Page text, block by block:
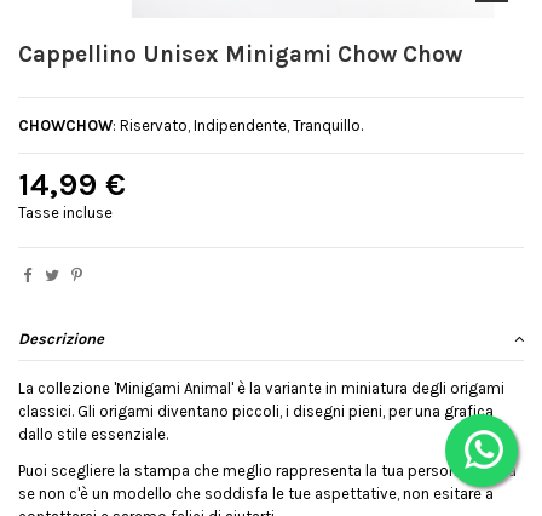
Cappellino Unisex Minigami Chow Chow
CHOWCHOW: Riservato, Indipendente, Tranquillo.
14,99 €
Tasse incluse
Descrizione
La collezione 'Minigami Animal' è la variante in miniatura degli origami
classici. Gli origami diventano piccoli, i disegni pieni, per una grafica
dallo stile essenziale.
Puoi scegliere la stampa che meglio rappresenta la tua personalità, ma
se non c'è un modello che soddisfa le tue aspettative, non esitare a